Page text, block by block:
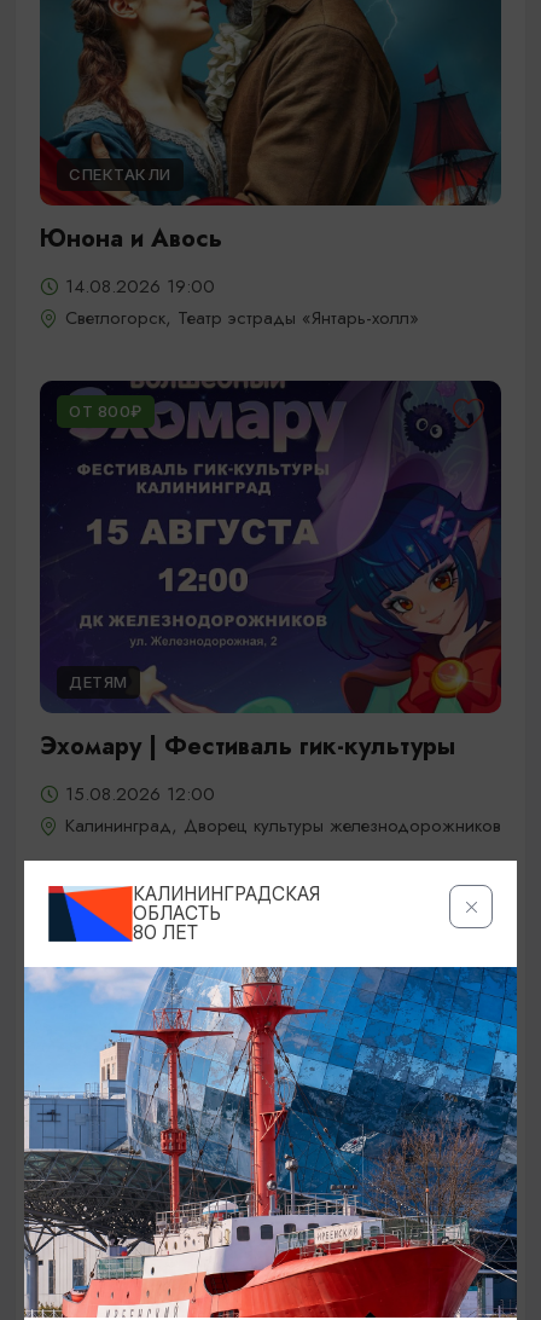
СПЕКТАКЛИ
Юнона и Авось
14.08.2026 19:00
Светлогорск, Театр эстрады «Янтарь-холл»
ОТ 800₽
ДЕТЯМ
Эхомару | Фестиваль гик-культуры
15.08.2026 12:00
Калининград, Дворец культуры железнодорожников
ОТ 5000₽
КОНЦЕРТЫ
Jony / Джони
15.08.2026 19:00
КАЛИНИНГРАДСКАЯ
ОБЛАСТЬ
80 ЛЕТ